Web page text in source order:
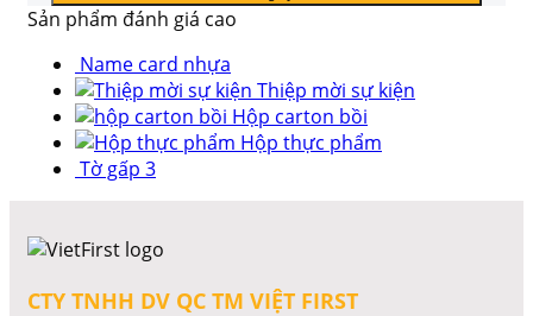
Sản phẩm đánh giá cao
Name card nhựa
Thiệp mời sự kiện
Hộp carton bồi
Hộp thực phẩm
Tờ gấp 3
CTY TNHH DV QC TM VIỆT FIRST